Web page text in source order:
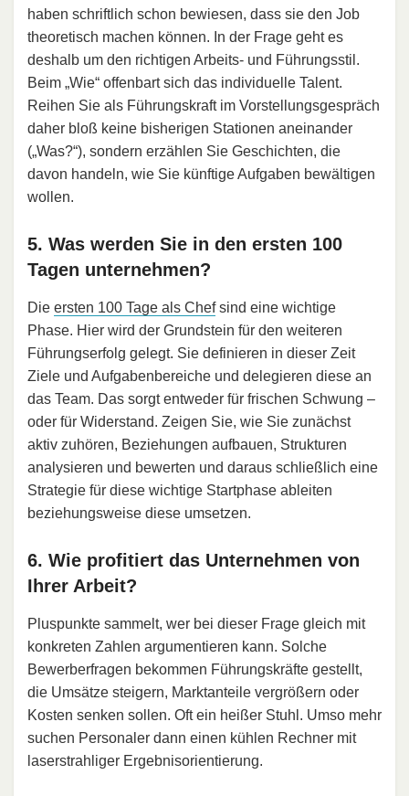
haben schriftlich schon bewiesen, dass sie den Job
theoretisch machen können. In der Frage geht es
deshalb um den richtigen Arbeits- und Führungsstil.
Beim „Wie“ offenbart sich das individuelle Talent.
Reihen Sie als Führungskraft im Vorstellungsgespräch
daher bloß keine bisherigen Stationen aneinander
(„Was?“), sondern erzählen Sie Geschichten, die
davon handeln, wie Sie künftige Aufgaben bewältigen
wollen.
5. Was werden Sie in den ersten 100
Tagen unternehmen?
Die ersten 100 Tage als Chefsind eine wichtige
Phase. Hier wird der Grundstein für den weiteren
Führungserfolg gelegt. Sie definieren in dieser Zeit
Ziele und Aufgabenbereiche und delegieren diese an
das Team. Das sorgt entweder für frischen Schwung –
oder für Widerstand. Zeigen Sie, wie Sie zunächst
aktiv zuhören, Beziehungen aufbauen, Strukturen
analysieren und bewerten und daraus schließlich eine
Strategie für diese wichtige Startphase ableiten
beziehungsweise diese umsetzen.
6. Wie profitiert das Unternehmen von
Ihrer Arbeit?
Pluspunkte sammelt, wer bei dieser Frage gleich mit
konkreten Zahlen argumentieren kann. Solche
Bewerberfragen bekommen Führungskräfte gestellt,
die Umsätze steigern, Marktanteile vergrößern oder
Kosten senken sollen. Oft ein heißer Stuhl. Umso mehr
suchen Personaler dann einen kühlen Rechner mit
laserstrahliger Ergebnisorientierung.